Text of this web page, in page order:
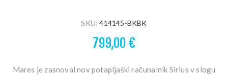
SKU: 414145-BKBK
799,00 €
Mares je zasnoval nov potapljaški računalnik Sirius v slogu